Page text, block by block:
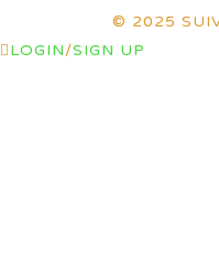
© 2025
LOGIN/SIGN UP